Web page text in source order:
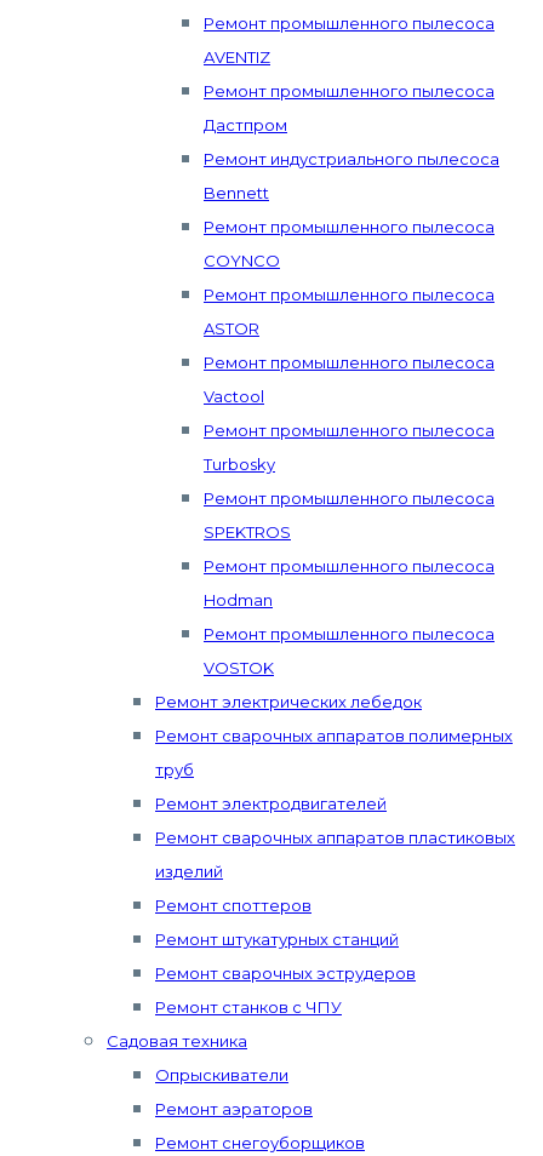
Ремонт промышленного пылесоса
AVENTIZ
Ремонт промышленного пылесоса
Дастпром
Ремонт индустриального пылесоса
Bennett
Ремонт промышленного пылесоса
COYNCO
Ремонт промышленного пылесоса
ASTOR
Ремонт промышленного пылесоса
Vactool
Ремонт промышленного пылесоса
Turbosky
Ремонт промышленного пылесоса
SPEKTROS
Ремонт промышленного пылесоса
Hodman
Ремонт промышленного пылесоса
VOSTOK
Ремонт электрических лебедок
Ремонт сварочных аппаратов полимерных
труб
Ремонт электродвигателей
Ремонт сварочных аппаратов пластиковых
изделий
Ремонт споттеров
Ремонт штукатурных станций
Ремонт сварочных эструдеров
Ремонт станков с ЧПУ
Садовая техника
Опрыскиватели
Ремонт аэраторов
Ремонт снегоуборщиков